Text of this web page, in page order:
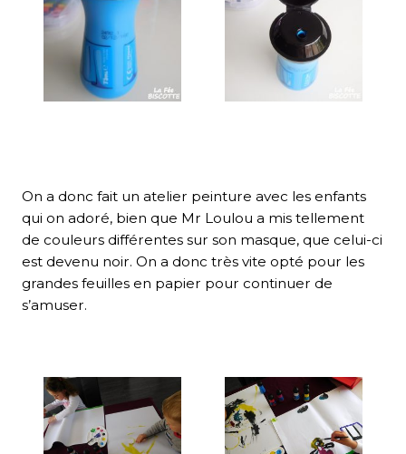
On a donc fait un atelier peinture avec les enfants
qui on adoré, bien que Mr Loulou a mis tellement
de couleurs différentes sur son masque, que celui-ci
est devenu noir. On a donc très vite opté pour les
grandes feuilles en papier pour continuer de
s’amuser.